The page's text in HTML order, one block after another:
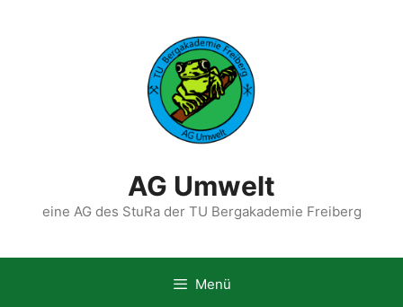
AG Umwelt
eine AG des StuRa der TU Bergakademie Freiberg
Menü